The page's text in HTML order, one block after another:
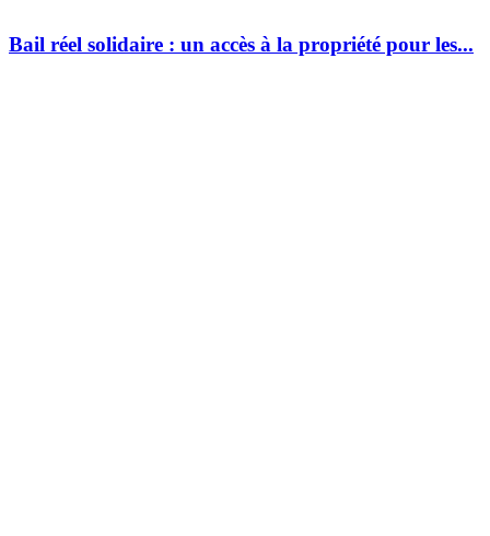
Bail réel solidaire : un accès à la propriété pour les...